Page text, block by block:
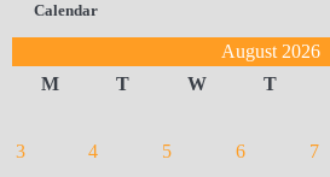
Calendar
August 2026
M
T W T
3
4 5 6 7